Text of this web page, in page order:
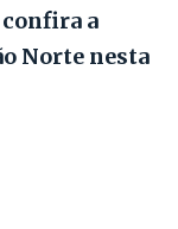
confira a
Norte nesta